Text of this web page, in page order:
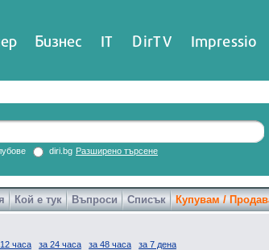
Бизнес IT DirTV Impressio
diri.bg Разширено търсене
Кой е тук Въпроси Списък Купувам /
часа за 24 часа за 48 часа за 7 дена